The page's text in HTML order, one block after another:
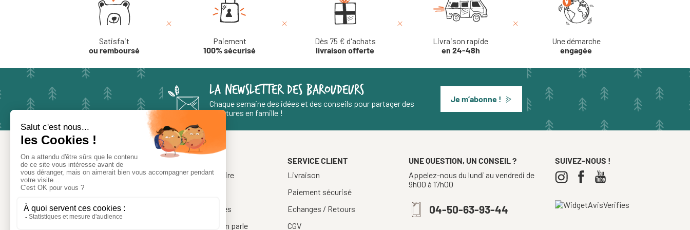
Satisfait
ou remboursé
Paiement
100% sécurisé
Dès 75 € d'achats
livraison offerte
Livraison rapide
en 24-48h
Une démarche
engagée
LA NEWSLETTER DES BAROUDEURS
Chaque semaine des idées et des conseils pour partager des
aventures en famille !
Je m’abonne !
Notre histoire
Nos marques
La presse en parle
SERVICE CLIENT
Livraison
Paiement sécurisé
Echanges / Retours
CGV
UNE QUESTION, UN CONSEIL ?
Appelez-nous du lundi au vendredi de
9h00 à 17h00
04-50-63-93-44
SUIVEZ-NOUS !